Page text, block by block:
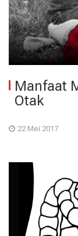
Manfaat
Otak
22 Mei 2017